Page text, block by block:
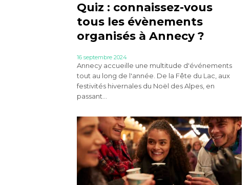
Quiz : connaissez-vous
tous les évènements
organisés à Annecy ?
16 septembre 2024
Annecy accueille une multitude d'événements
tout au long de l'année. De la Fête du Lac, aux
festivités hivernales du Noël des Alpes, en
passant...